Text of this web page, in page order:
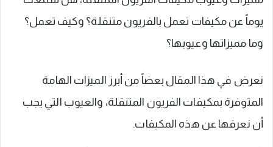
يوماً عن مكيفات تعمل بالفريون متنقلة؟ وكيف تعمل؟
وما مميزاتها وعيوبها؟
نعرض في هذا المقال بعضاً من أبرز الميزات الهامة
المتوفرة بمكيفات الفريون المتنقلة، والعيوب التي يجب
أن نعرفها عن هذه المكيفات.